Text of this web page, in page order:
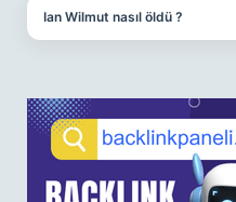
Ian Wilmut nasıl öldü ?